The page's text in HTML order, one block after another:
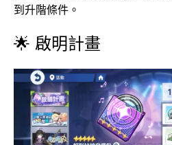
到升階條件。
🌟 啟明計畫